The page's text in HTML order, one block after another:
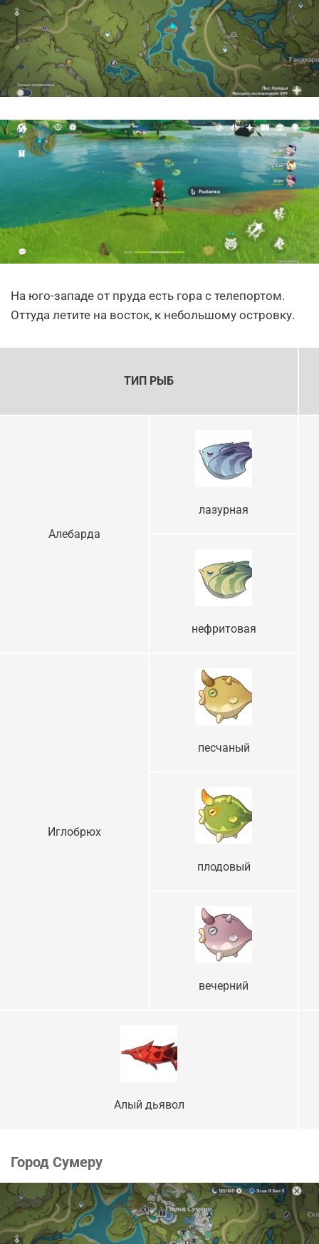
На юго-западе от пруда есть гора с телепортом.
Оттуда летите на восток, к небольшому островку.
ТИП РЫБ
Алебарда
лазурная
нефритовая
Иглобрюх
песчаный
плодовый
вечерний
Алый дьявол
Город Сумеру